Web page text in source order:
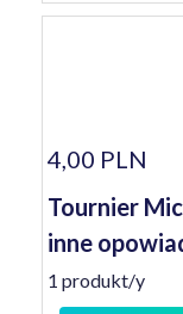
4,00 PLN
Tournier
inne
1 produkt/y